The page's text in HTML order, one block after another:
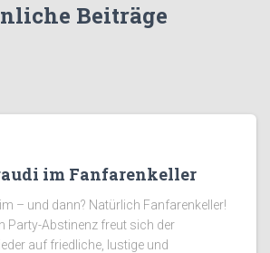
Beiträge
im Fanfarenkeller
– und dann? Natürlich Fanfarenkeller!
Party-Abstinenz freut sich der
auf friedliche, lustige und